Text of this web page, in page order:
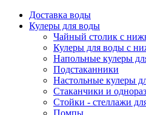
Доставка воды
Кулеры для воды
Чайный столик с
Кулеры для воды с
Напольные кулеры
Подстаканники
Настольные кулеры
Стаканчики и
Стойки - стеллажи
Помпы